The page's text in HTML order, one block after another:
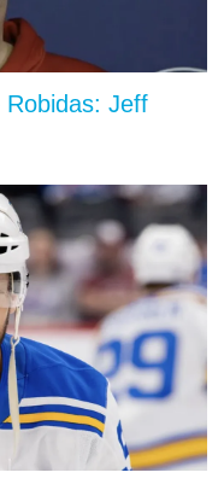
Robidas: Jeff